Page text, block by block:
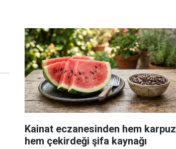
Kainat eczanesinden hem karpuz
hem çekirdeği şifa kaynağı